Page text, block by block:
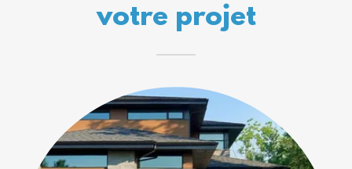
votre projet